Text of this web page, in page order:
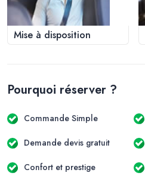
Mise à disposition
Pourquoi réserver ?
Commande Simple
Demande devis gratuit
Confort et prestige